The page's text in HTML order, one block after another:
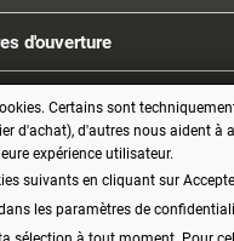
d'ouverture
Certains sont
d'achat), d'autres nous aident à
expérience utilisateur.
suivants en cliquant sur
les paramètres de